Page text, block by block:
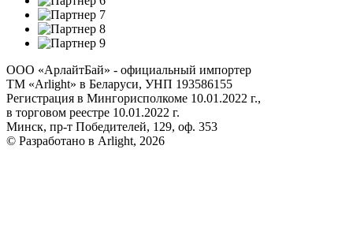
ООО «АрлайтБай» - официальный импортер
ТМ «Arlight» в Беларуси, УНП 193586155
Регистрация в Мингорисполкоме 10.01.2022 г.,
в торговом реестре 10.01.2022 г.
Минск, пр-т Победителей, 129, оф. 353
© Разработано в Arlight, 2026